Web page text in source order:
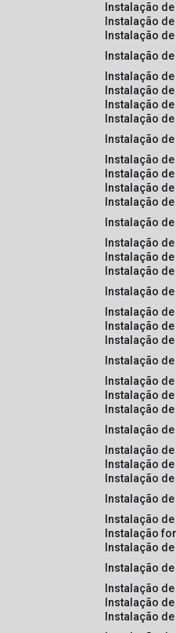
instalação
instalação
instalação
instalação
instalação
instalação
instalação
instalação
instalação
instalação
instalação
instalação
instalação
instalação
instalação
instalação
instalação
instalação
instalação
instalação
instalação
instalação
instalação
instalação
instalação
instalação
instalação
instalação
instalação
instalação
instalação
instalação
instalação
instalação
instalação
instalação
instalação